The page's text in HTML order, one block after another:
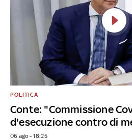
Conte: "Commissione
d'esecuzione contro di
POLITICA
06 ago - 18:25